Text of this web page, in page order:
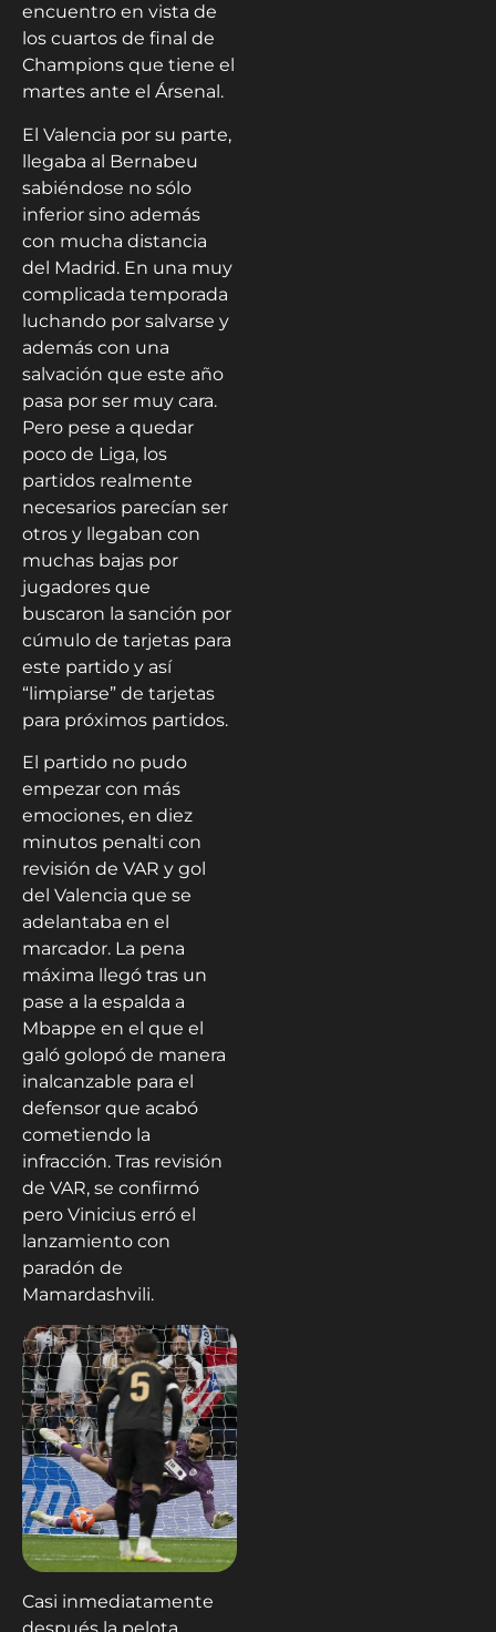
encuentro en vista de
los cuartos de final de
Champions que tiene el
martes ante el Ársenal.
El Valencia por su parte,
llegaba al Bernabeu
sabiéndose no sólo
inferior sino además
con mucha distancia
del Madrid. En una muy
complicada temporada
luchando por salvarse y
además con una
salvación que este año
pasa por ser muy cara.
Pero pese a quedar
poco de Liga, los
partidos realmente
necesarios parecían ser
otros y llegaban con
muchas bajas por
jugadores que
buscaron la sanción por
cúmulo de tarjetas para
este partido y así
“limpiarse” de tarjetas
para próximos partidos.
El partido no pudo
empezar con más
emociones, en diez
minutos penalti con
revisión de VAR y gol
del Valencia que se
adelantaba en el
marcador. La pena
máxima llegó tras un
pase a la espalda a
Mbappe en el que el
galó golopó de manera
inalcanzable para el
defensor que acabó
cometiendo la
infracción. Tras revisión
de VAR, se confirmó
pero Vinicius erró el
lanzamiento con
paradón de
Mamardashvili.
Casi inmediatamente